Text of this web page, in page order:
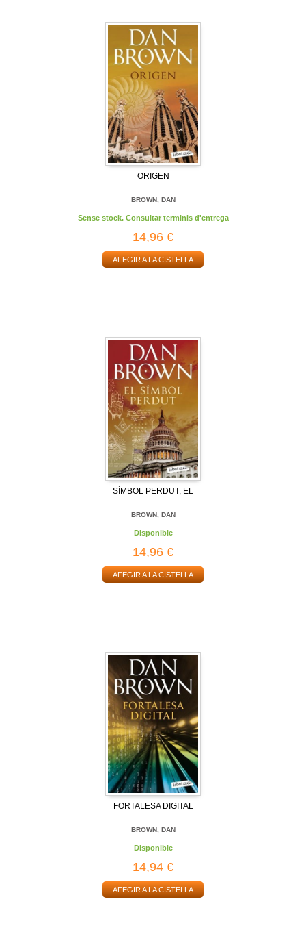
ORIGEN
BROWN, DAN
Sense stock. Consultar terminis d'entrega
14,96 €
AFEGIR A LA CISTELLA
SÍMBOL PERDUT, EL
BROWN, DAN
Disponible
14,96 €
AFEGIR A LA CISTELLA
FORTALESA DIGITAL
BROWN, DAN
Disponible
14,94 €
AFEGIR A LA CISTELLA